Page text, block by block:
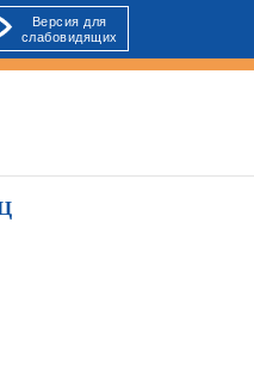
Версия для
слабовидящих